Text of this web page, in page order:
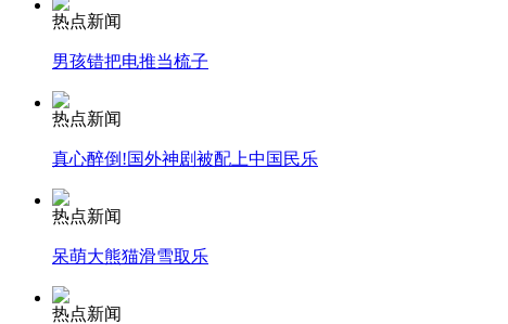
外交部：有关国家言论片面不公正
安徽一实载49人客车翻车
走！跟着总书记去植树
热点新闻
男孩错把电推当梳子
热点新闻
真心醉倒!国外神剧被配上中国民乐
热点新闻
呆萌大熊猫滑雪取乐
热点新闻